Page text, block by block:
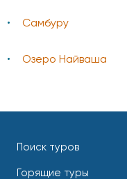
Самбуру
Озеро Найваша
Поиск туров
Горящие туры